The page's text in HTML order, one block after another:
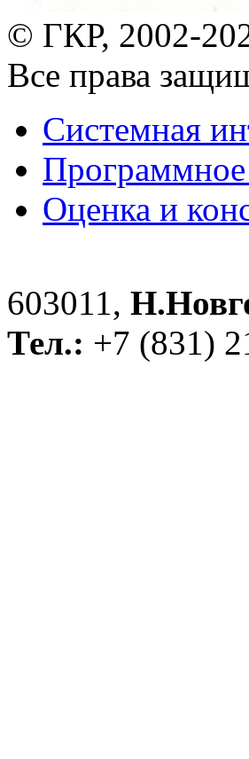
© ГКР, 2002-
Все права
Системная
Программное
Оценка и
603011,
Тел.: +7 (831)